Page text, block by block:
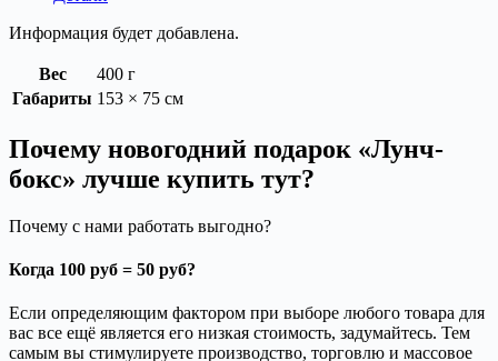
Информация будет добавлена.
Вес
400 г
Габариты 153 × 75 см
Почему новогодний подарок «Лунч-
бокс» лучше купить тут?
Почему с нами работать выгодно?
Когда 100 руб = 50 руб?
Если определяющим фактором при выборе любого товара для
вас все ещё является его низкая стоимость, задумайтесь. Тем
самым вы стимулируете производство, торговлю и массовое